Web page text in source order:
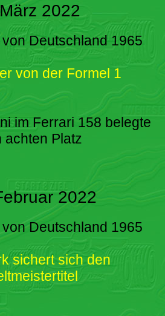
2022
Deutschland 1965
von der Formel 1
im Ferrari 158 belegte
achten Platz
2022
Deutschland 1965
sichert sich den